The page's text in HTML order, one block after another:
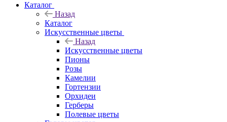
Каталог
Назад
Каталог
Искусственные цветы
Назад
Искусственные цветы
Пионы
Розы
Камелии
Гортензии
Орхидеи
Герберы
Полевые цветы